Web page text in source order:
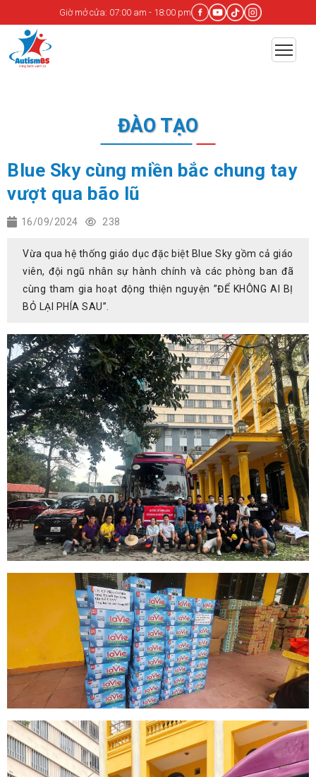
Giờ mở cửa: 07:00 am - 18:00 pm
ĐÀO TẠO
Blue Sky cùng miền bắc chung tay
vượt qua bão lũ
16/09/2024 238
Vừa qua hệ thống giáo dục đặc biệt Blue Sky gồm cả giáo
viên, đội ngũ nhân sự hành chính và các phòng ban đã
cùng tham gia hoạt động thiện nguyện ”ĐỂ KHÔNG AI BỊ
BỎ LẠI PHÍA SAU”.